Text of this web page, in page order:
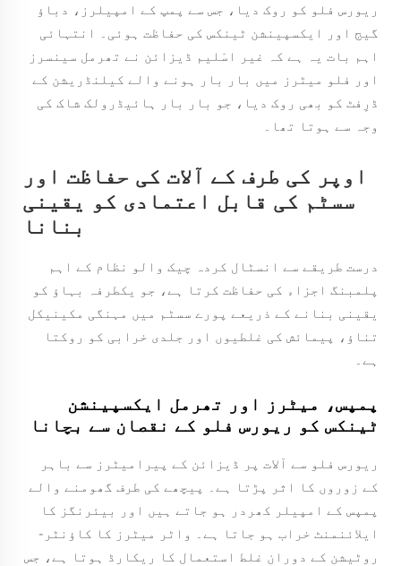
ریورس فلو کو روک دیا، جس سے پمپ کے امپیلرز، دباؤ
گیج اور ایکسپینشن ٹینکس کی حفاظت ہوئی۔ انتہائی
اہم بات یہ ہے کہ غیر اسْلیم ڈیزائن نے تھرمل سینسرز
اور فلو میٹرز میں بار بار ہونے والے کیلنڈریشن کے
ڈرِفٹ کو بھی روک دیا، جو بار بار ہائیڈرولک شاک کی
وجہ سے ہوتا تھا۔
اوپر کی طرف کے آلات کی حفاظت اور
سسٹم کی قابل اعتمادی کو یقینی
بنانا
درست طریقے سے انسٹال کردہ چیک والو نظام کے اہم
پلمبنگ اجزاء کی حفاظت کرتا ہے، جو یکطرفہ بہاؤ کو
یقینی بنانے کے ذریعے پورے سسٹم میں مہنگی مکینیکل
تناؤ، پیمائش کی غلطیوں اور جلدی خرابی کو روکتا
ہے۔
پمپس، میٹرز اور تھرمل ایکسپینشن
ٹینکس کو ریورس فلو کے نقصان سے بچانا
ریورس فلو سے آلات پر ڈیزائن کے پیرامیٹرز سے باہر
کے زوروں کا اثر پڑتا ہے۔ پیچھے کی طرف گھومنے والے
پمپس کے امپیلر کھردر ہو جاتے ہیں اور بیئرنگز کا
ایلائنمنٹ خراب ہو جاتا ہے۔ واٹر میٹرز کا کاؤنٹر-
روٹیشن کے دوران غلط استعمال کا ریکارڈ ہوتا ہے، جس